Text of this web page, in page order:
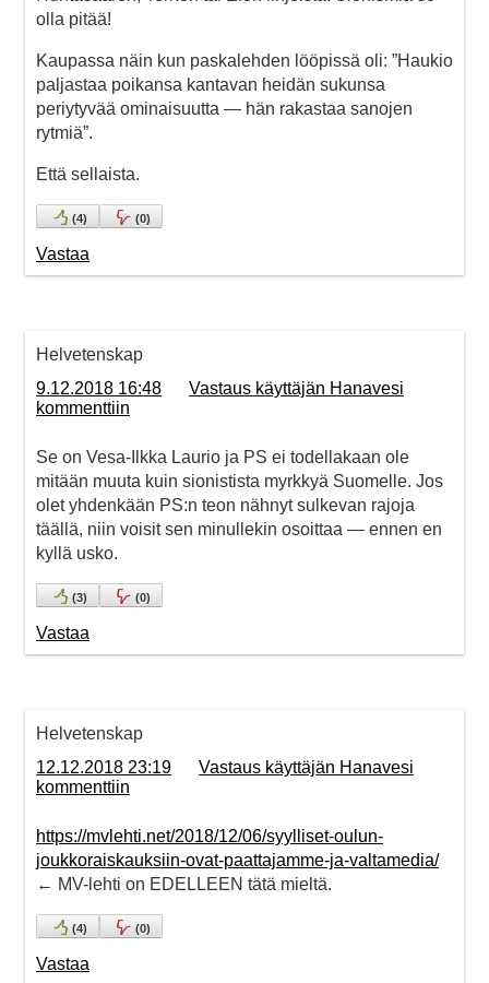
olla pitää!
Kaupassa näin kun paskalehden lööpissä oli: ”Haukio
paljastaa poikansa kantavan heidän sukunsa
periytyvää ominaisuutta — hän rakastaa sanojen
rytmiä”.
Että sellaista.
(4) (0)
Vastaa
Helvetenskap
9.12.2018 16:48
Vastaus käyttäjän Hanavesi
kommenttiin
Se on Vesa-Ilkka Laurio ja PS ei todellakaan ole
mitään muuta kuin sionistista myrkkyä Suomelle. Jos
olet yhdenkään PS:n teon nähnyt sulkevan rajoja
täällä, niin voisit sen minullekin osoittaa — ennen en
kyllä usko.
(3) (0)
Vastaa
Helvetenskap
12.12.2018 23:19
Vastaus käyttäjän Hanavesi
kommenttiin
https://mvlehti.net/2018/12/06/syylliset-oulun-
joukkoraiskauksiin-ovat-paattajamme-ja-valtamedia/
← MV-lehti on EDELLEEN tätä mieltä.
(4) (0)
Vastaa